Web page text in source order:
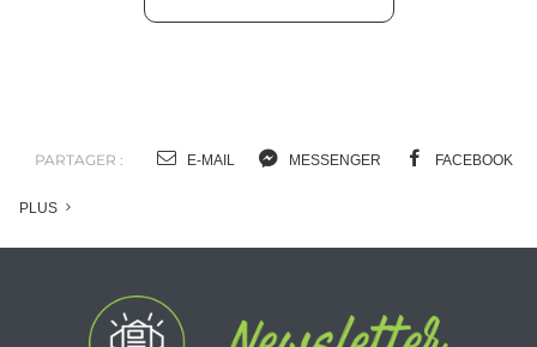
PARTAGER : E-MAIL MESSENGER FACEBOOK
PLUS